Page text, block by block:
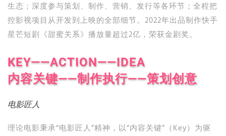
生态；深度参与策划、制作、营销、发行等各环节；全程把
控影视项目从开发到上映的全部细节。2022年出品制作快手
星芒短剧《甜蜜关系》播放量超过2亿，荣获金剧奖。
KEY——ACTION——IDEA
内容关键——制作执行——策划创意
电影匠人
理论电影秉承“电影匠人”精神，以“内容关键”（Key）为驱